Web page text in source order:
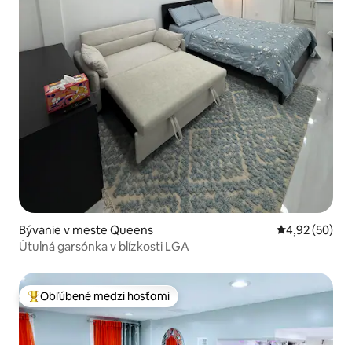
Bývanie v meste Queens Priemerné
4,92 (50)
Útulná garsónka v blízkosti LGA
Najobľúbenejšie medzi hosťami
Obľúbené medzi hosťami